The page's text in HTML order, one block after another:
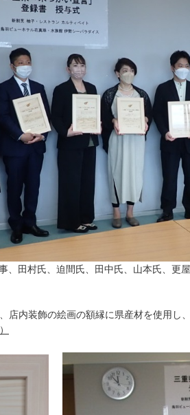
、田村氏、迫間氏、田中氏、山本氏、更
店内装飾の絵画の額縁に県産材を使用し